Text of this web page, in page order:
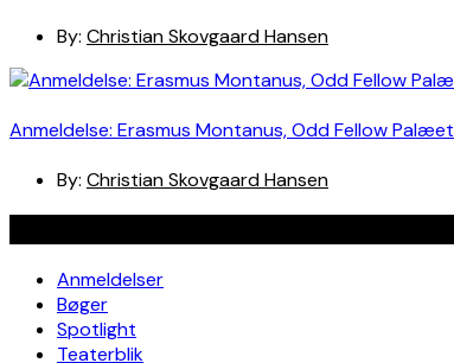
By: Christian Skovgaard Hansen
Anmeldelse: Erasmus Montanus, Odd Fellow
By: Christian Skovgaard Hansen
Anmeldelser
Bøger
Spotlight
Teaterblik